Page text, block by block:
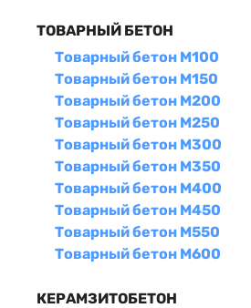
ТОВАРНЫЙ БЕТОН
Товарный бетон М100
Товарный бетон М150
Товарный бетон М200
Товарный бетон М250
Товарный бетон М300
Товарный бетон М350
Товарный бетон М400
Товарный бетон М450
Товарный бетон М550
Товарный бетон М600
КЕРАМЗИТОБЕТОН